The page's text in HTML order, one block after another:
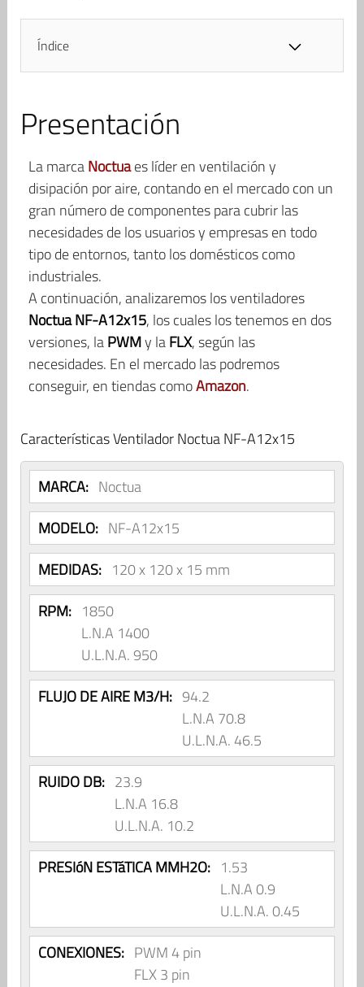
Índice
Presentación
La marcaNoctuaes líder en ventilación y
disipación por aire, contando en el mercado con un
gran número de componentes para cubrir las
necesidades de los usuarios y empresas en todo
tipo de entornos, tanto los domésticos como
industriales.
A continuación, analizaremos los ventiladores
Noctua NF-A12x15, los cuales los tenemos en dos
versiones, laPWMy laFLX, según las
necesidades. En el mercado las podremos
conseguir, en tiendas comoAmazon.
Características Ventilador Noctua NF-A12x15
MARCA: Noctua
MODELO: NF-A12x15
MEDIDAS: 120 x 120 x 15 mm
RPM: 1850
L.N.A 1400
U.L.N.A. 950
FLUJO DE AIRE M3/H: 94.2
L.N.A 70.8
U.L.N.A. 46.5
RUIDO DB: 23.9
L.N.A 16.8
U.L.N.A. 10.2
PRESIóN ESTáTICA MMH2O: 1.53
L.N.A 0.9
U.L.N.A. 0.45
CONEXIONES: PWM 4 pin
FLX 3 pin